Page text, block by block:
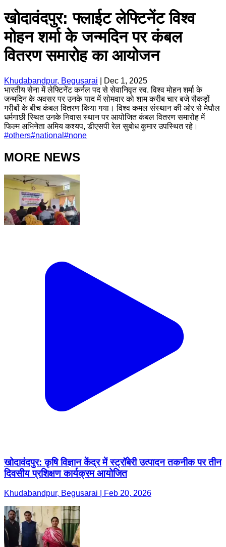
खोदावंदपुर: फ्लाईट लेफ्टिनेंट विश्व
मोहन शर्मा के जन्मदिन पर कंबल
वितरण समारोह का आयोजन
Khudabandpur, Begusarai
Dec 1, 2025
भारतीय सेना में लेफ्टिनेंट कर्नल पद से सेवानिवृत स्व. विश्व मोहन शर्मा के
जन्मदिन के अवसर पर उनके याद में सोमवार को शाम करीब चार बजे सैकड़ों
गरीबों के बीच कंबल वितरण किया गया। विश्व कमल संस्थान की ओर से मेघौल
धर्मगाछी स्थित उनके निवास स्थान पर आयोजित कंबल वितरण समारोह में
फिल्म अभिनेता अमिय कश्यप, डीएसपी रेल सुबोध कुमार उपस्थित रहे।
#others#national #none
MORE NEWS
खोदावंदपुर: कृषि विज्ञान केंद्र में स्ट्रॉबेरी उत्पादन तकनीक पर तीन
दिवसीय प्रशिक्षण कार्यक्रम आयोजित
Khudabandpur, Begusarai | Feb 20, 2026